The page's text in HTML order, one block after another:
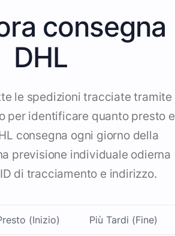
consegna
DHL
le spedizioni tracciate tramite
per identificare quanto presto e
consegna ogni giorno della
previsione individuale odierna
di tracciamento e indirizzo.
(Inizio) Più Tardi (Fine)